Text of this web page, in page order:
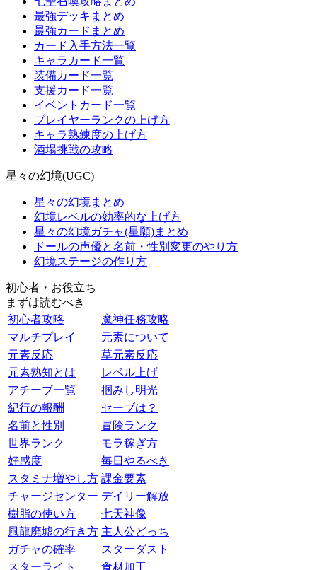
最強デッキまとめ
最強カードまとめ
カード入手方法一覧
キャラカード一覧
装備カード一覧
支援カード一覧
イベントカード一覧
プレイヤーランクの上げ方
キャラ熟練度の上げ方
酒場挑戦の攻略
星々の幻境(UGC)
星々の幻境まとめ
幻境レベルの効率的な上げ方
星々の幻境ガチャ(星願)まとめ
ドールの声優と名前・性別変更のやり方
幻境ステージの作り方
初心者・お役立ち
まずは読むべき
初心者攻略
魔神任務攻略
マルチプレイ
元素について
元素反応
草元素反応
元素熟知とは
レベル上げ
アチーブ一覧
掴みし明光
紀行の報酬
セーブは？
名前と性別
冒険ランク
世界ランク
モラ稼ぎ方
好感度
毎日やるべき
スタミナ増やし方 課金要素
チャージセンター デイリー解放
樹脂の使い方
七天神像
風龍廃墟の行き方 主人公どっち
ガチャの確率
スターダスト
スターライト
食材加工